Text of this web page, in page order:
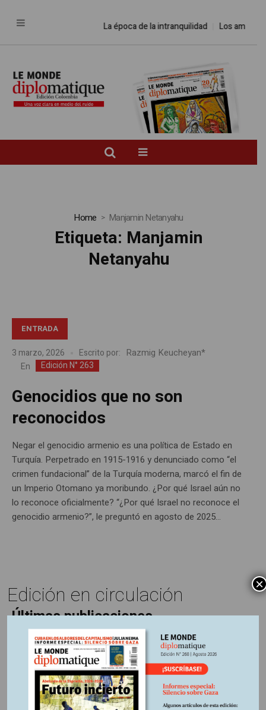
La época de la intranquilidad Los amos
Home Manjamin Netanyahu
Etiqueta: Manjamin
Netanyahu
ENTRADA
3 marzo, 2026 Escrito por: Razmig Keucheyan*
En Edición N° 263
Genocidios que no son
reconocidos
Negar el genocidio armenio es una política de Estado en
Turquía. Perpetrado en 1915-1916 y denunciado como “el
crimen fundacional” de la Turquía moderna, marcó el fin de
un Imperio Otomano ya moribundo. ¿Por qué Israel aún no
lo reconoce oficialmente? “¿Por qué Israel no reconoce el
genocidio armenio?”, le preguntó en agosto de 2025...
Últimas publicaciones
La época de la intranquilidad
5 agosto, 2026
Edición en circulación ×